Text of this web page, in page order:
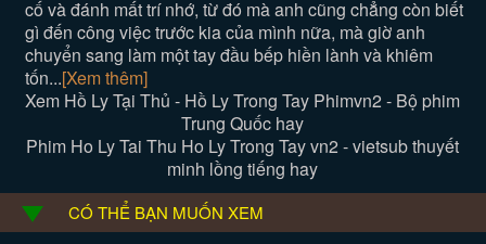
cố và đánh mất trí nhớ, từ đó mà anh cũng chẳng còn biết
gì đến công việc trước kia của mình nữa, mà giờ anh
chuyển sang làm một tay đầu bếp hiền lành và khiêm
tốn...[Xem thêm]
Xem Hồ Ly Tại Thủ - Hồ Ly Trong Tay Phimvn2 - Bộ phim
Trung Quốc hay
Phim Ho Ly Tai Thu Ho Ly Trong Tay vn2 - vietsub thuyết
minh lồng tiếng hay
CÓ THỂ BẠN MUỐN XEM